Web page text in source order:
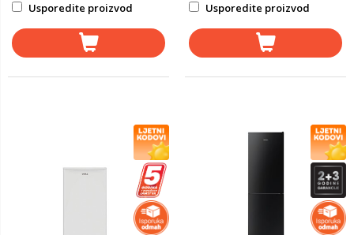
Usporedite proizvod Usporedite proizvod